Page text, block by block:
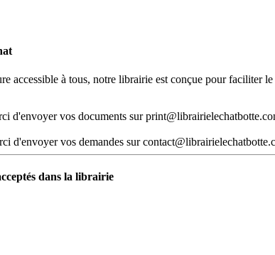
accessible à tous, notre librairie est conçue pour faciliter
d'envoyer vos documents sur
d'envoyer vos demandes sur
dans la librairie